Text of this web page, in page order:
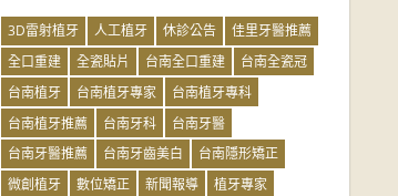
3D雷射植牙 人工植牙 休診公告
佳里牙醫推薦
全口重建
全瓷貼片 台南全口重建
台南全瓷冠
台南植牙
台南植牙專家
台南植牙專科
台南植牙推薦
台南牙科
台南牙醫
台南牙醫推薦
台南牙齒美白
台南隱形矯正
微創植牙
數位矯正 新聞報導
植牙專家